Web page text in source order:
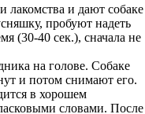
лакомства и дают собаке
пробуют надеть
(30-40 сек.), сначала не
на голове. Собаке
и потом снимают его.
в хорошем
словами. После